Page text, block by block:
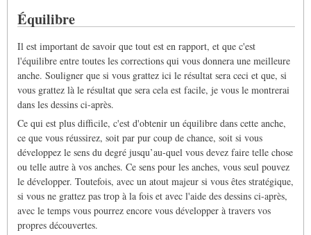
Équilibre
Il est important de savoir que tout est en rapport, et que c'est
l'équilibre entre toutes les corrections qui vous donnera une meilleure
anche. Souligner que si vous grattez ici le résultat sera ceci et que, si
vous grattez là le résultat que sera cela est facile, je vous le montrerai
dans les dessins ci-après.
Ce qui est plus difficile, c'est d'obtenir un équilibre dans cette anche,
ce que vous réussirez, soit par pur coup de chance, soit si vous
développez le sens du degré jusqu’au-quel vous devez faire telle chose
ou telle autre à vos anches. Ce sens pour les anches, vous seul pouvez
le développer. Toutefois, avec un atout majeur si vous êtes stratégique,
si vous ne grattez pas trop à la fois et avec l'aide des dessins ci-après,
avec le temps vous pourrez encore vous développer à travers vos
propres découvertes.